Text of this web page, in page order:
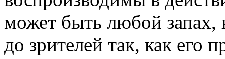
может быть любой запах,
до зрителей так, как его